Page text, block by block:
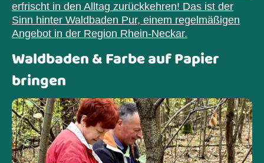
erfrischt in den Alltag zurückkehren! Das ist der
Sinn hinter Waldbaden Pur, einem regelmäßigen
Angebot in der Region Rhein-Neckar.
Waldbaden & Farbe auf Papier
bringen